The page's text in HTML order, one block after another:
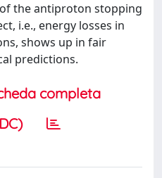
the antiproton stopping
i.e., energy losses in
shows up in fair
predictions.
completa